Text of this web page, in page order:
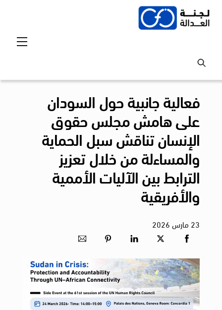
Skip
فعالية جانبية حول السودان
على هامش مجلس حقوق
الإنسان تناقش سبل الحماية
والمساءلة من خلال تعزيز
الترابط بين الآليات الأممية
والأفريقية
23 مارس2026